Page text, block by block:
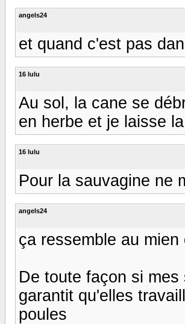
angels24
et quand c'est pas
16 lulu
Au sol, la cane se
en herbe et je laisse
16 lulu
Pour la sauvagine ne
angels24
ça ressemble au
De toute façon si
garantit qu'elles
poules